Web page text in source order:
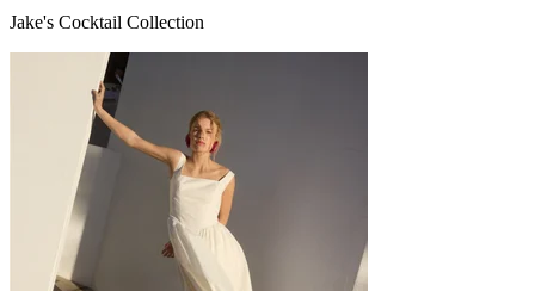
Jake's Cocktail Collection